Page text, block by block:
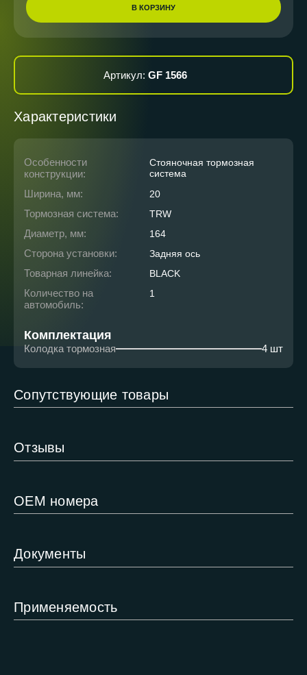
В КОРЗИНУ
Артикул: GF 1566
Характеристики
Особенности
конструкции:
Стояночная тормозная
система
Ширина, мм: 20
Тормозная система: TRW
Диаметр, мм: 164
Сторона установки: Задняя ось
Товарная линейка: BLACK
Количество на
автомобиль:
1
Комплектация
Колодка тормозная 4 шт
Сопутствующие товары
Отзывы
ОЕМ номера
Документы
Применяемость